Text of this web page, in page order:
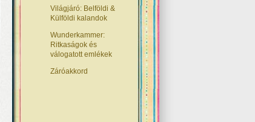
Világjáró: Belföldi &
Külföldi kalandok
Wunderkammer:
Ritkaságok és
válogatott emlékek
Záróakkord